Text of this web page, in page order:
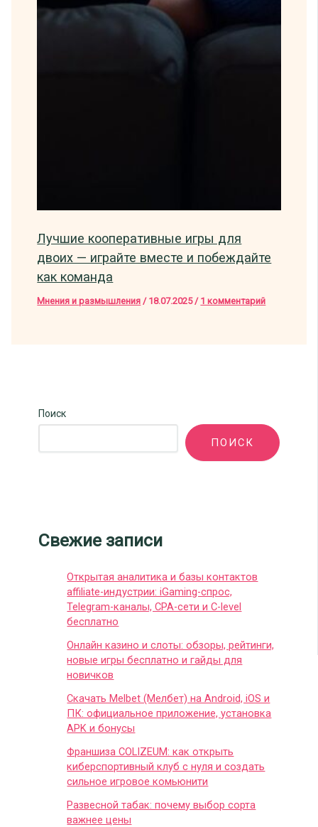
Лучшие кооперативные игры для
двоих — играйте вместе и побеждайте
как команда
Мнения и размышления / 18.07.2025/ 1 комментарий
Поиск
ПОИСК
Свежие записи
Открытая аналитика и базы контактов
affiliate-индустрии: iGaming-спрос,
Telegram-каналы, CPA-сети и C-level
бесплатно
Онлайн казино и слоты: обзоры, рейтинги,
новые игры бесплатно и гайды для
новичков
Скачать Melbet (Мелбет) на Android, iOS и
ПК: официальное приложение, установка
APK и бонусы
Франшиза COLIZEUM: как открыть
киберспортивный клуб с нуля и создать
сильное игровое комьюнити
Развесной табак: почему выбор сорта
важнее цены